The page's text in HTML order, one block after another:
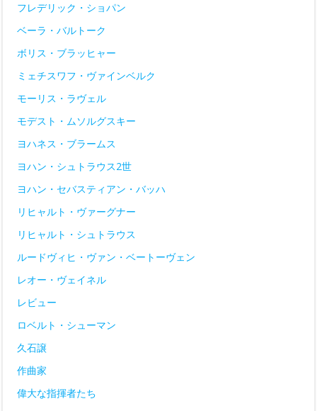
フレデリック・ショパン
ベーラ・バルトーク
ボリス・ブラッヒャー
ミェチスワフ・ヴァインベルク
モーリス・ラヴェル
モデスト・ムソルグスキー
ヨハネス・ブラームス
ヨハン・シュトラウス2世
ヨハン・セバスティアン・バッハ
リヒャルト・ヴァーグナー
リヒャルト・シュトラウス
ルードヴィヒ・ヴァン・ベートーヴェン
レオー・ヴェイネル
レビュー
ロベルト・シューマン
久石譲
作曲家
偉大な指揮者たち